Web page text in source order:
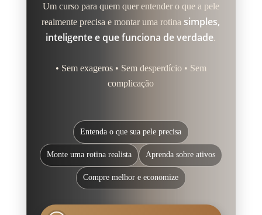
Um curso para quem quer entender o que a pele
realmente precisa e montar uma rotina simples,
inteligente e que funciona de verdade.
• Sem exageros • Sem desperdício • Sem
complicação
Entenda o que sua pele precisa
Monte uma rotina realista Aprenda sobre ativos
Compre melhor e economize
Skincare Descomplicado